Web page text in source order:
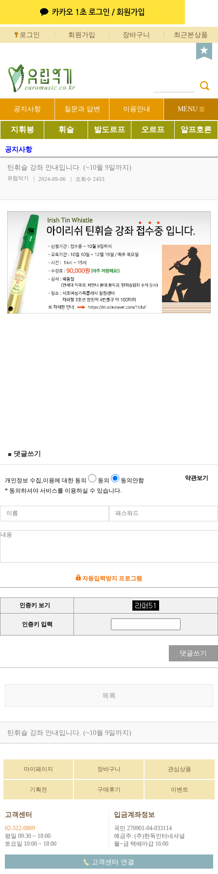
로그인 회원가입 장바구니 최근본상품
공지사항 질문과 답변 이용안내 MENU
지휘봉 휘슬 발도르프 오르프 알프호른
공지사항
틴휘슬 강좌 안내입니다. (~10월 9일까지)
유럽악기 2024-09-06 조회수 2453
댓글쓰기
개인정보 수집,이용에 대한 동의 동의 동의안함
약관보기
* 동의하셔야 서비스를 이용하실 수 있습니다.
자동입력방지 프로그램
인증키 보기
인증키 입력
댓글쓰기
목록
틴휘슬 강좌 안내입니다. (~10월 9일까지)
마이페이지 장바구니 관심상품
기획전 구매후기 이벤트
고객센터
02-522-0869
평일 09:30 ~ 18:00
토요일 10:00 ~ 18:00
입금계좌정보
국민 270901-04-033114
예금주: (주)한독인터네셔널
월~금 택배마감 16:00
고객센터 연결